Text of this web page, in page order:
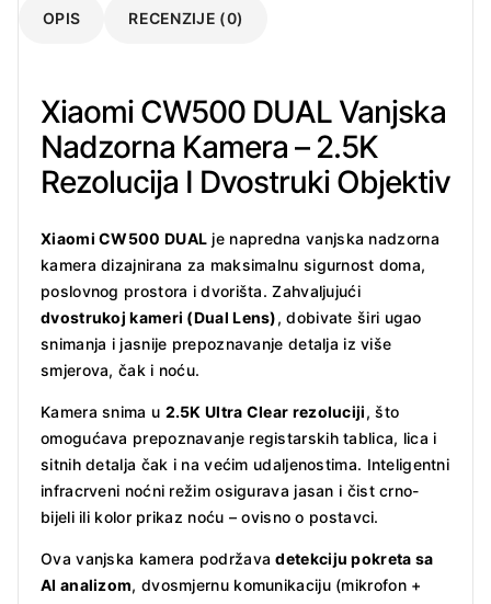
OPIS RECENZIJE (0)
Xiaomi CW500 DUAL Vanjska
Nadzorna Kamera – 2.5K
Rezolucija I Dvostruki Objektiv
Xiaomi CW500 DUAL je napredna vanjska nadzorna
kamera dizajnirana za maksimalnu sigurnost doma,
poslovnog prostora i dvorišta. Zahvaljujući
dvostrukoj kameri (Dual Lens), dobivate širi ugao
snimanja i jasnije prepoznavanje detalja iz više
smjerova, čak i noću.
Kamera snima u 2.5K Ultra Clear rezoluciji, što
omogućava prepoznavanje registarskih tablica, lica i
sitnih detalja čak i na većim udaljenostima. Inteligentni
infracrveni noćni režim osigurava jasan i čist crno-
bijeli ili kolor prikaz noću – ovisno o postavci.
Ova vanjska kamera podržavadetekciju pokreta sa
AI analizom, dvosmjernu komunikaciju (mikrofon +